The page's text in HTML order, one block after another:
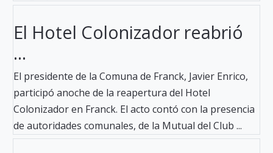
El Hotel Colonizador reabrió
...
El presidente de la Comuna de Franck, Javier Enrico,
participó anoche de la reapertura del Hotel
Colonizador en Franck. El acto contó con la presencia
de autoridades comunales, de la Mutual del Club ...